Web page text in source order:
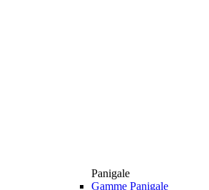
Panigale
Gamme Panigale